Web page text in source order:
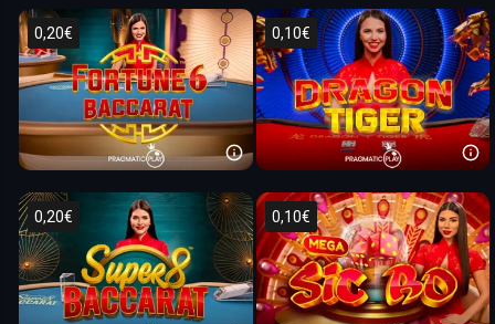
0,20€ 0,10€
0,20€ 0,10€